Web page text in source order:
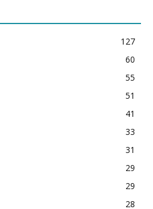
127
60
55
51
41
33
31
29
29
28